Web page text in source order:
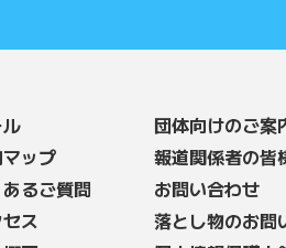
ップ
るご質問
ス
団体向けのご案
報道関係者の皆
お問い合わせ
落とし物のお問